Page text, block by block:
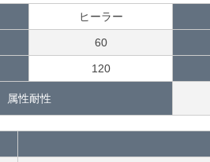
ヒーラー
60
120
属性耐性